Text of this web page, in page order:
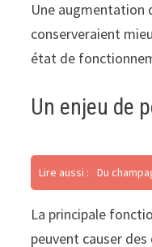
Une augmentation
conserveraient
état de
Un enjeu de
Lire aussi : Du
La principale
peuvent causer